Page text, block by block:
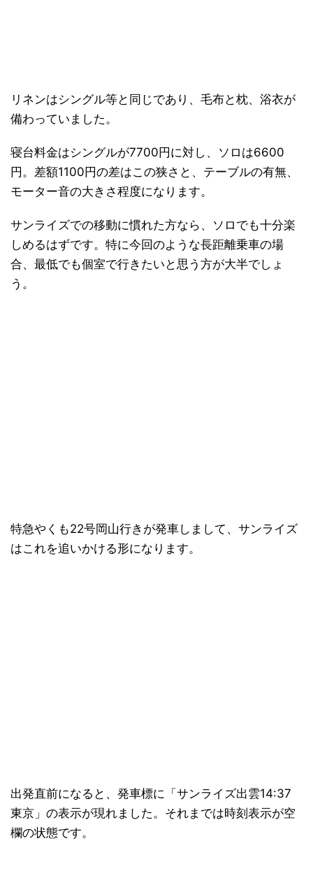
リネンはシングル等と同じであり、毛布と枕、浴衣が
備わっていました。
寝台料金はシングルが7700円に対し、ソロは6600
円。差額1100円の差はこの狭さと、テーブルの有無、
モーター音の大きさ程度になります。
サンライズでの移動に慣れた方なら、ソロでも十分楽
しめるはずです。特に今回のような長距離乗車の場
合、最低でも個室で行きたいと思う方が大半でしょ
う。
特急やくも22号岡山行きが発車しまして、サンライズ
はこれを追いかける形になります。
出発直前になると、発車標に「サンライズ出雲14:37
東京」の表示が現れました。それまでは時刻表示が空
欄の状態です。